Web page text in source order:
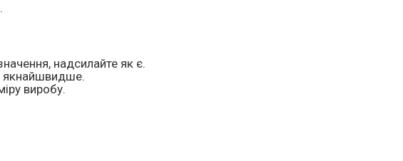
надсилайте як є.
якнайшвидше.
виробу.